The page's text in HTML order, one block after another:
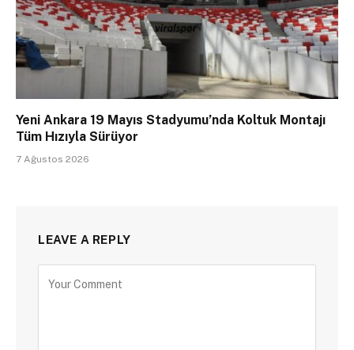
Yeni Ankara 19 Mayıs Stadyumu’nda Koltuk Montajı
Tüm Hızıyla Sürüyor
7 Ağustos 2026
LEAVE A REPLY